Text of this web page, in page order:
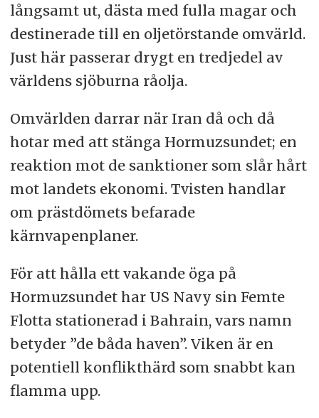
långsamt ut, dästa med fulla magar och
destinerade till en oljetörstande omvärld.
Just här passerar drygt en tredjedel av
världens sjöburna råolja.
Omvärlden darrar när Iran då och då
hotar med att stänga Hormuzsundet; en
reaktion mot de sanktioner som slår hårt
mot landets ekonomi. Tvisten handlar
om prästdömets befarade
kärnvapenplaner.
För att hålla ett vakande öga på
Hormuzsundet har US Navy sin Femte
Flotta stationerad i Bahrain, vars namn
betyder ”de båda haven”. Viken är en
potentiell konflikthärd som snabbt kan
flamma upp.